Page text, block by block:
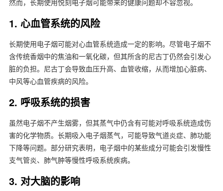
然而，长期使用悦刻电子烟可能带来的健康问题却不容忽视。
1. 心血管系统的风险
长期使用电子烟可能对心血管系统造成一定的影响。尽管电子烟不
含传统香烟中的焦油和一氧化碳，但其所含的尼古丁仍然会引发心
脏的负担。尼古丁会导致血压升高、血管收缩，从而增加心脏病、
中风等心血管疾病的风险。
2. 呼吸系统的损害
虽然电子烟不产生烟雾，但其蒸气中仍含有可能对呼吸系统造成伤
害的化学物质。长期吸入电子烟蒸气，可能导致气道炎症、肺功能
下降等问题。部分研究表明，电子烟中的某些成分可能会引发慢性
支气管炎、肺气肿等慢性呼吸系统疾病。
3. 对大脑的影响